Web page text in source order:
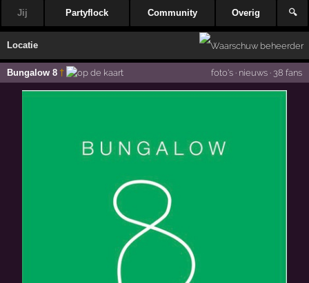
Jij Partyflock Community Overig 🔍
Locatie
Bungalow 8 † foto's· nieuws· 38 fans